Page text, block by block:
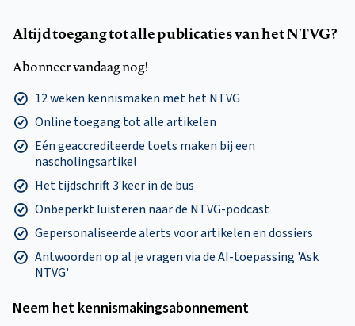
Altijd toegang tot alle publicaties van het NTVG?
Abonneer vandaag nog!
12 weken kennismaken met het NTVG
Online toegang tot alle artikelen
Eén geaccrediteerde toets maken bij een
nascholingsartikel
Het tijdschrift 3 keer in de bus
Onbeperkt luisteren naar de NTVG-podcast
Gepersonaliseerde alerts voor artikelen en dossiers
Antwoorden op al je vragen via de AI-toepassing 'Ask
NTVG'
Neem het kennismakings­abonnement